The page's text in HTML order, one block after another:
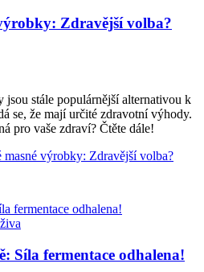
Zdravější volba?
jsou stále populárnější alternativou k
se, že mají určité zdravotní výhody.
pro vaše zdraví? Čtěte dále!
masné výrobky: Zdravější volba?
Síla fermentace odhalena!